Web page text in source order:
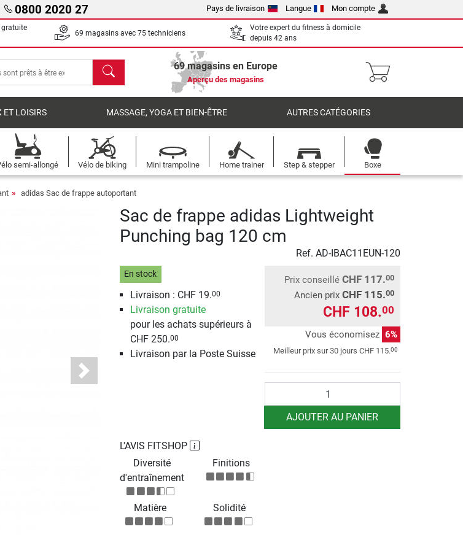
0800 2020 27 Pays de livraison Langue Mon compte
gratuite
69 magasins avec 75 techniciens
Votre expert du fitness à domicile
depuis 42 ans
chercher 69 magasins en Europe
Aperçu des magasins
ET LOISIRS MASSAGE, YOGA ET BIEN-ÊTRE AUTRES CATÉGORIES
semi-allongé Vélo de biking Mini trampoline Home trainer Step & stepper Boxe
adidas Sac de frappe autoportant
Next
Sac de frappe adidas Lightweight
Punching bag 120 cm
Ref. AD-IBAC11EUN-120
En stock
Livraison : CHF 19.00
Livraison gratuite
pour les achats supérieurs à
CHF 250.00
Livraison par la Poste Suisse
Prix conseillé CHF 117.00
Ancien prix CHF 115.00
CHF 108.00
Vous économisez 6%
Meilleur prix sur 30 jours CHF 115.00
AJOUTER AU PANIER
L'AVIS FITSHOP
Diversité
d'entraînement
Finitions
Matière Solidité